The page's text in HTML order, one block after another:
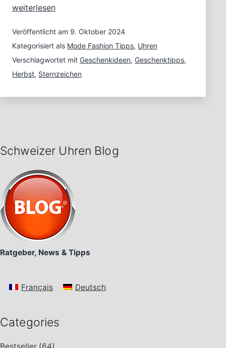
Geschenkidee
das
Sternzeichen
Waage
weiterlesen
Veröffentlicht am 9. Oktober 2024
Kategorisiert als Mode Fashion Tipps, Uhren
Verschlagwortet mit Geschenkideen, Geschenktipps,
Herbst, Sternzeichen
Schweizer Uhren Blog
Ratgeber, News & Tipps
Français Deutsch
Categories
Bestseller (64)